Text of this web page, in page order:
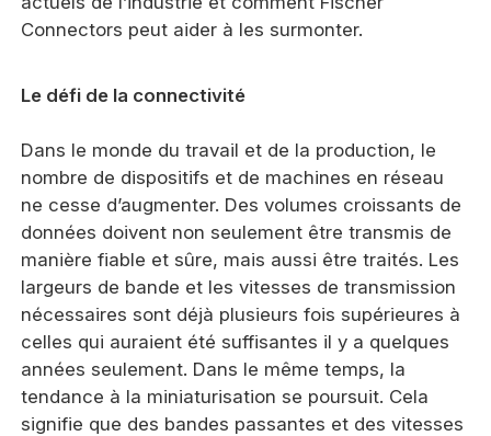
Connectors peut aider à les surmonter.
Le défi de la connectivité
Dans le monde du travail et de la production, le
nombre de dispositifs et de machines en réseau
ne cesse d’augmenter. Des volumes croissants de
données doivent non seulement être transmis de
manière fiable et sûre, mais aussi être traités. Les
largeurs de bande et les vitesses de transmission
nécessaires sont déjà plusieurs fois supérieures à
celles qui auraient été suffisantes il y a quelques
années seulement. Dans le même temps, la
tendance à la miniaturisation se poursuit. Cela
signifie que des bandes passantes et des vitesses